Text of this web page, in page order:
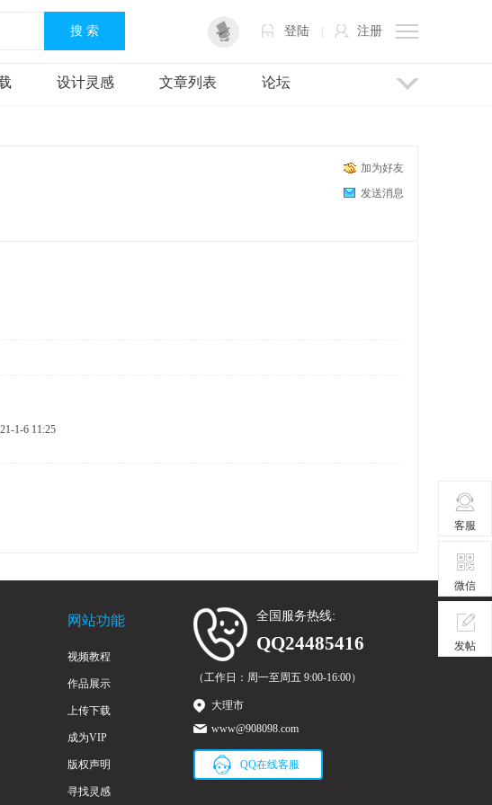
搜 索 登陆 注册
设计灵感 文章列表 论坛
客服
微信
发帖
加为好友
发送消息
1-6 11:25
网站功能
视频教程
作品展示
上传下载
成为VIP
版权声明
寻找灵感
全国服务热线:
QQ24485416
（工作日：周一至周五 9:00-16:00）
大理市
www@908098.com
QQ在线客服